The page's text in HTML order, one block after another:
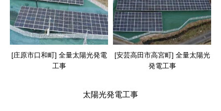
[庄原市口和町] 全量太陽光発電
工事
[安芸高田市高宮町] 全量太陽光
発電工事
太陽光発電工事